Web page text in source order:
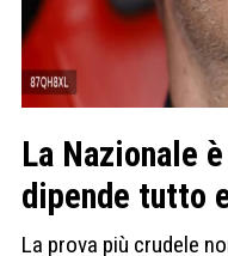
La Nazionale
dipende tutto
La prova più crudele